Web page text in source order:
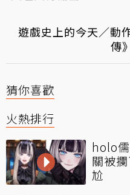
遊戲史上的今天／動
傳
猜你喜歡
火熱排行
holo
關被
尬